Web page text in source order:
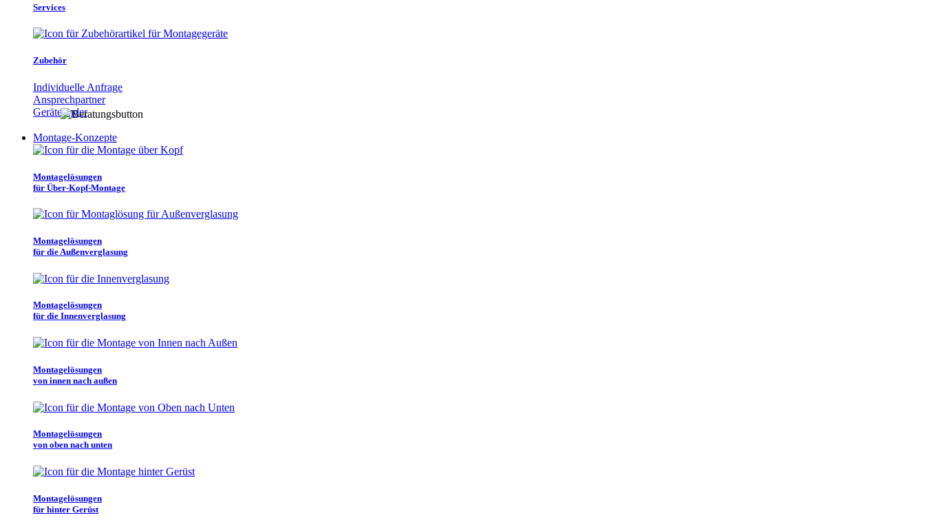
Services
Zubehör
Individuelle Anfrage
Ansprechpartner
Gerätefinder
Montage-Konzepte
Montagelösungen
für Über-Kopf-Montage
Montagelösungen
für die Außenverglasung
Montagelösungen
für die Innenverglasung
Montagelösungen
von innen nach außen
Montagelösungen
von oben nach unten
Montagelösungen
für hinter Gerüst